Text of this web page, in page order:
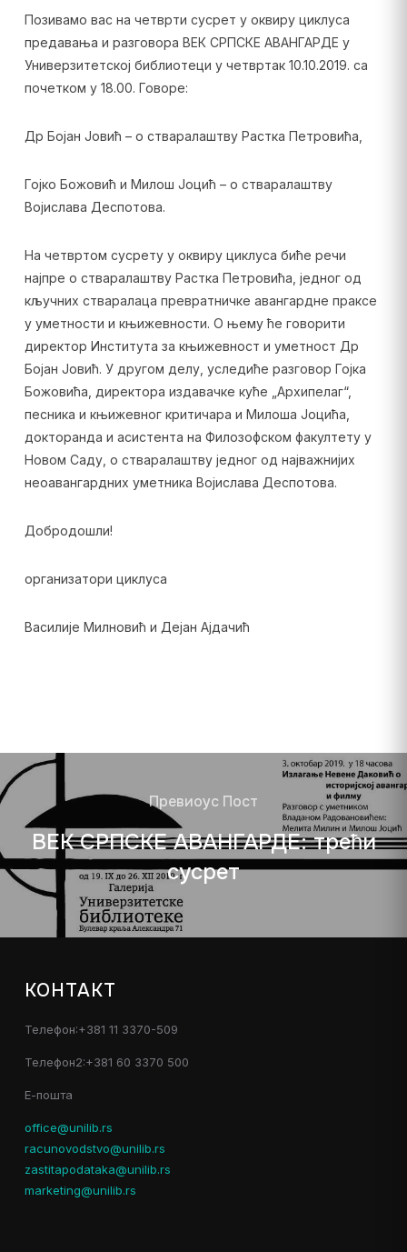
Позивамо вас на четврти сусрет у оквиру циклуса
предавања и разговора ВЕК СРПСКЕ АВАНГАРДЕ у
Универзитетској библиотеци у четвртак 10.10.2019. са
почетком у 18.00. Говоре:
Др Бојан Јовић – о стваралаштву Растка Петровића,
Гојко Божовић и Милош Јоцић – о стваралаштву
Војислава Деспотова.
На четвртом сусрету у оквиру циклуса биће речи
најпре о стваралаштву Растка Петровића, једног од
кључних стваралаца превратничке авангардне праксе
у уметности и књижевности. О њему ће говорити
директор Института за књижевност и уметност Др
Бојан Јовић. У другом делу, уследиће разговор Гојка
Божовића, директора издавачке куће „Архипелаг“,
песника и књижевног критичара и Милоша Јоцића,
докторанда и асистента на Филозофском факултету у
Новом Саду, о стваралаштву једног од најважнијих
неоавангардних уметника Војислава Деспотова.
Добродошли!
организатори циклуса
Василије Милновић и Дејан Ајдачић
Превиоус Пост
ВЕК СРПСКЕ АВАНГАРДЕ: трећи
сусрет
КОНТАКТ
Телефон:+381 11 3370-509
Телефон2:+381 60 3370 500
Е-пошта
office@unilib.rs
racunovodstvo@unilib.rs
zastitapodataka@unilib.rs
marketing@unilib.rs